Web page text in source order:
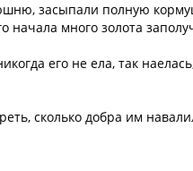
засыпали полную
много золота
его не ела, так
сколько добра им